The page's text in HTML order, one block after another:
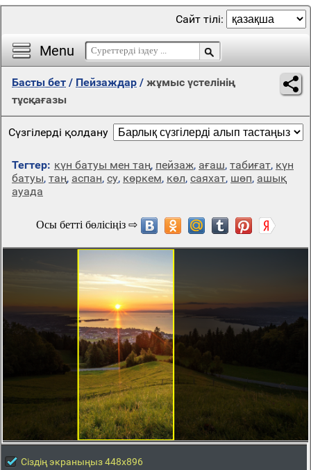
Menu
Сайт тілі:
Басты бет / Пейзаждар / жұмыс үстелінің
тұсқағазы
Сүзгілерді қолдану
Тегтер: күн батуы мен таң, пейзаж, ағаш, табиғат, күн
батуы, таң, аспан, су, көркем, көл, саяхат, шөп, ашық
ауада
Сіздің экраныңыз 448x896